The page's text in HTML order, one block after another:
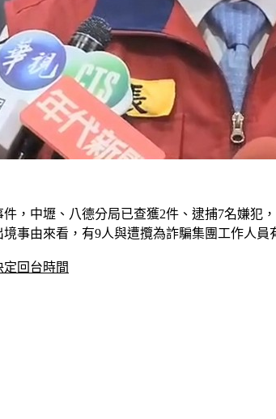
，中壢、八德分局已查獲2件、逮捕7名嫌犯
事由來看，有9人與遭攬為詐騙集團工作人員
回台時間